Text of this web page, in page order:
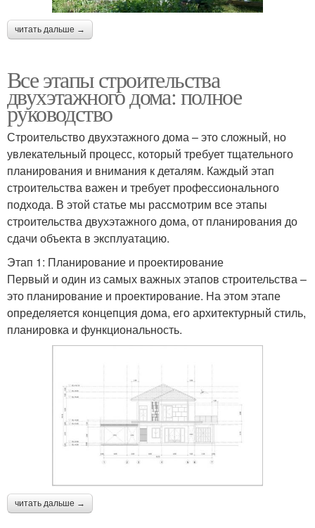
читать дальше →
Все этапы строительства
двухэтажного дома: полное
руководство
Строительство двухэтажного дома – это сложный, но
увлекательный процесс, который требует тщательного
планирования и внимания к деталям. Каждый этап
строительства важен и требует профессионального
подхода. В этой статье мы рассмотрим все этапы
строительства двухэтажного дома, от планирования до
сдачи объекта в эксплуатацию.
Этап 1: Планирование и проектирование
Первый и один из самых важных этапов строительства –
это планирование и проектирование. На этом этапе
определяется концепция дома, его архитектурный стиль,
планировка и функциональность.
читать дальше →